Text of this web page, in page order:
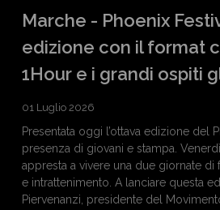
Marche - Phoenix
edizione con il format
1Hour e i grandi ospiti
01 Luglio 2026
Presentata oggi l’ottava edizione del
presenza di giovani e stampa.
appresta a vivere una due giornate di
e intrattenimento. A lanciare questa
Piervenanzi, presidente del